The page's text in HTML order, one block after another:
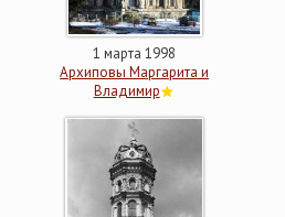
1 марта 1998
Архиповы Маргарита и
Владимир